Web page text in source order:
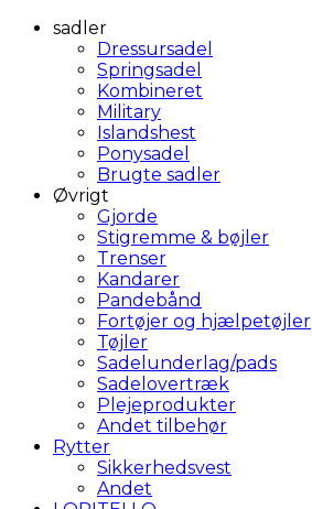
sadler
Dressursadel
Springsadel
Kombineret
Military
Islandshest
Ponysadel
Brugte sadler
Øvrigt
Gjorde
Stigremme & bøjler
Trenser
Kandarer
Pandebånd
Fortøjer og hjælpetøjler
Tøjler
Sadelunderlag/pads
Sadelovertræk
Plejeprodukter
Andet tilbehør
Rytter
Sikkerhedsvest
Andet